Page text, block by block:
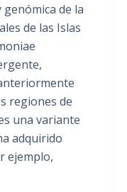
de la
de las Islas
regiones de
una variante
adquirido
ejemplo,